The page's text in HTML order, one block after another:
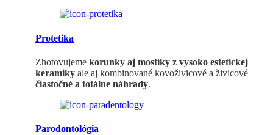
Protetika
Zhotovujeme korunky aj mostíky z vysoko estetickej
keramiky ale aj kombinované kovoživicové a živicové
čiastočné a totálne náhrady.
Parodontológia